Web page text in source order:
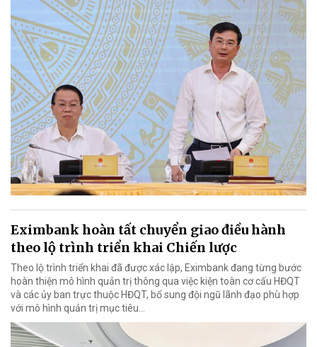
Eximbank hoàn tất chuyển giao điều hành
theo lộ trình triển khai Chiến lược
Theo lộ trình triển khai đã được xác lập, Eximbank đang từng bước
hoàn thiện mô hình quản trị thông qua việc kiện toàn cơ cấu HĐQT
và các ủy ban trực thuộc HĐQT, bổ sung đội ngũ lãnh đạo phù hợp
với mô hình quản trị mục tiêu...